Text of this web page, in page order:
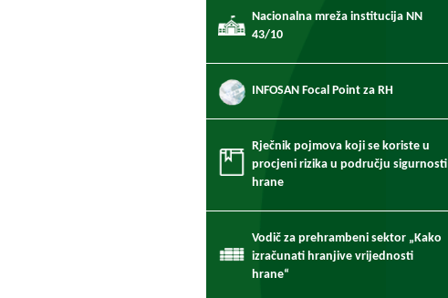
Nacionalna mreža institucija NN
43/10
INFOSAN Focal Point za RH
Rječnik pojmova koji se koriste u
procjeni rizika u području sigurnosti
hrane
Vodič za prehrambeni sektor „Kako
izračunati hranjive vrijednosti
hrane“